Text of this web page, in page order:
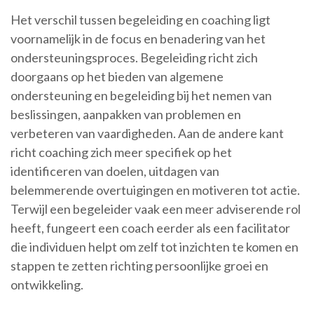
Het verschil tussen begeleiding en coaching ligt
voornamelijk in de focus en benadering van het
ondersteuningsproces. Begeleiding richt zich
doorgaans op het bieden van algemene
ondersteuning en begeleiding bij het nemen van
beslissingen, aanpakken van problemen en
verbeteren van vaardigheden. Aan de andere kant
richt coaching zich meer specifiek op het
identificeren van doelen, uitdagen van
belemmerende overtuigingen en motiveren tot actie.
Terwijl een begeleider vaak een meer adviserende rol
heeft, fungeert een coach eerder als een facilitator
die individuen helpt om zelf tot inzichten te komen en
stappen te zetten richting persoonlijke groei en
ontwikkeling.